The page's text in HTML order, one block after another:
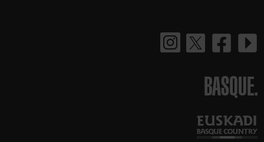
BASQUE.